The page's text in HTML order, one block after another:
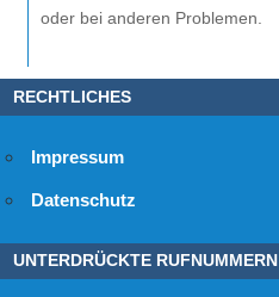
oder bei anderen Problemen.
RECHTLICHES
Impressum
Datenschutz
UNTERDRÜCKTE RUFNUMMERN